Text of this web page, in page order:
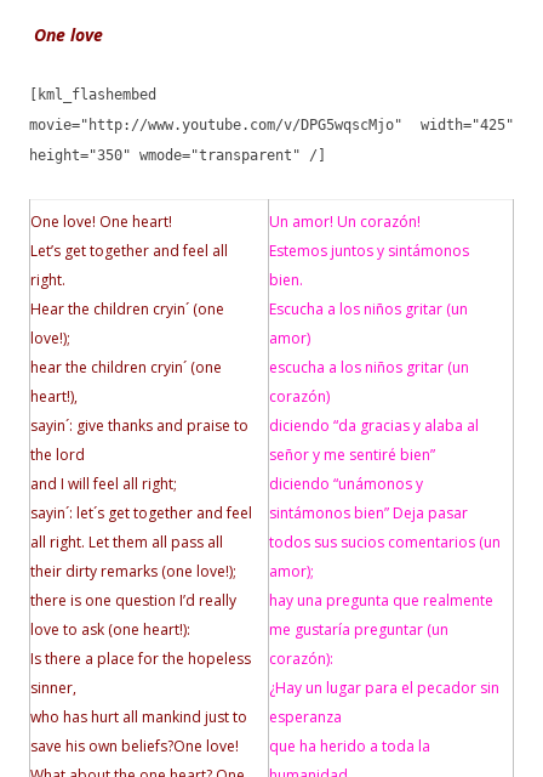
One love
[kml_flashembed
movie="http://www.youtube.com/v/DPG5wqscMjo" width="425"
height="350" wmode="transparent" /]
One love! One heart!
Let’s get together and feel all
right.
Hear the children cryin´ (one
love!);
hear the children cryin´ (one
heart!),
sayin´: give thanks and praise to
the lord
and I will feel all right;
sayin´: let´s get together and feel
all right. Let them all pass all
their dirty remarks (one love!);
there is one question I’d really
love to ask (one heart!):
Is there a place for the hopeless
sinner,
who has hurt all mankind just to
save his own beliefs?One love!
Un amor! Un corazón!
Estemos juntos y sintámonos
bien.
Escucha a los niños gritar (un
amor)
escucha a los niños gritar (un
corazón)
diciendo “da gracias y alaba al
señor y me sentiré bien”
diciendo “unámonos y
sintámonos bien”Deja pasar
todos sus sucios comentarios (un
amor);
hay una pregunta que realmente
me gustaría preguntar (un
corazón):
¿Hay un lugar para el pecador sin
esperanza
que ha herido a toda la